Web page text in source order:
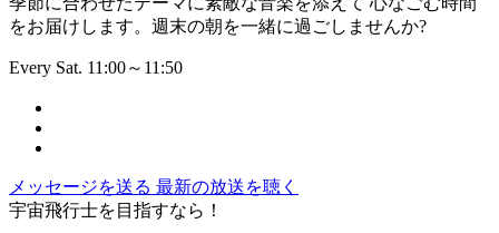
をお届けします。週末の朝を一緒に過ごしませんか?
Every Sat. 11:00～11:50
メッセージを送る 最新の放送を聴く
宇宙飛行士を目指すなら！